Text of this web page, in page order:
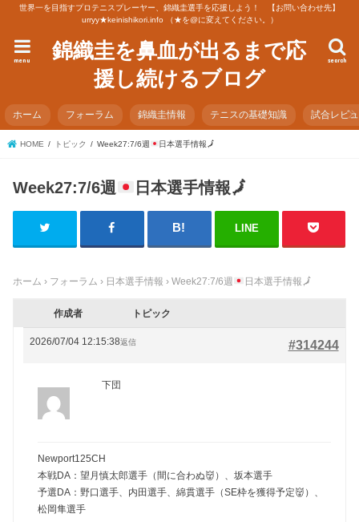
世界一を目指すプロテニスプレーヤー、錦織圭選手を応援しよう！ 【お問い合わせ先】
urryy★keinishikori.info （★を@に変えてください。）
錦織圭を鼻血が出るまで応
援し続けるブログ
search
menu
ホーム フォーラム 錦織圭情報 テニスの基礎知識 試合レビ
HOME トピック Week27:7/6週 日本選手情報🗾
Week27:7/6週 日本選手情報🗾
LINE
ホーム › フォーラム › 日本選手情報 › Week27:7/6週 日本選手情報🗾
作成者 トピック
2026/07/04 12:15:38 #314244
返信
下団
Newport125CH
本戦DA：望月慎太郎選手（間に合わぬ👹）、坂本選手
予選DA：野口選手、内田選手、綿貫選手（SE枠を獲得予定👹）、
松岡隼選手